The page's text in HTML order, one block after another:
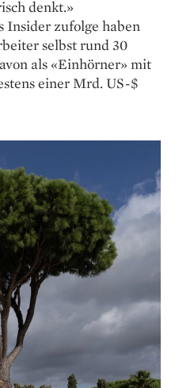
denkt.»
Insider zufolge haben
selbst rund 30
als «Einhörner» mit
einer Mrd. US-$